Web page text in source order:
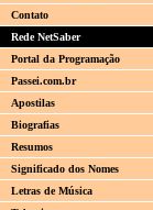
Contato
Rede NetSaber
Portal da Programação
Passei.com.br
Apostilas
Biografias
Resumos
Significado dos Nomes
Letras de Música